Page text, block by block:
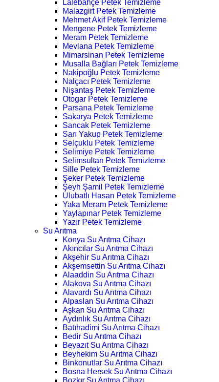
Lalebahçe Petek Temizleme
Malazgirt Petek Temizleme
Mehmet Akif Petek Temizleme
Mengene Petek Temizleme
Meram Petek Temizleme
Mevlana Petek Temizleme
Mimarsinan Petek Temizleme
Musalla Bağları Petek Temizleme
Nakipoğlu Petek Temizleme
Nalçacı Petek Temizleme
Nişantaş Petek Temizleme
Otogar Petek Temizleme
Parsana Petek Temizleme
Sakarya Petek Temizleme
Sancak Petek Temizleme
Sarı Yakup Petek Temizleme
Selçuklu Petek Temizleme
Selimiye Petek Temizleme
Selimsultan Petek Temizleme
Sille Petek Temizleme
Şeker Petek Temizleme
Şeyh Şamil Petek Temizleme
Ulubatlı Hasan Petek Temizleme
Yaka Meram Petek Temizleme
Yaylapınar Petek Temizleme
Yazır Petek Temizleme
Su Arıtma
Konya Su Arıtma Cihazı
Akıncılar Su Arıtma Cihazı
Akşehir Su Arıtma Cihazı
Akşemsettin Su Arıtma Cihazı
Alaaddin Su Arıtma Cihazı
Alakova Su Arıtma Cihazı
Alavardı Su Arıtma Cihazı
Alpaslan Su Arıtma Cihazı
Aşkan Su Arıtma Cihazı
Aydınlık Su Arıtma Cihazı
Batıhadimi Su Arıtma Cihazı
Bedir Su Arıtma Cihazı
Beyazıt Su Arıtma Cihazı
Beyhekim Su Arıtma Cihazı
Binkonutlar Su Arıtma Cihazı
Bosna Hersek Su Arıtma Cihazı